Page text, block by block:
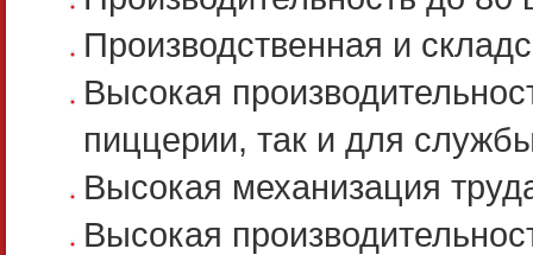
Производственная и
Высокая
пиццерии, так и для
Высокая механизация
Высокая